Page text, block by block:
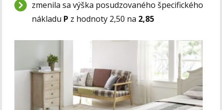
zmenila sa výška posudzovaného špecifického
nákladu P z hodnoty 2,50 na 2,85